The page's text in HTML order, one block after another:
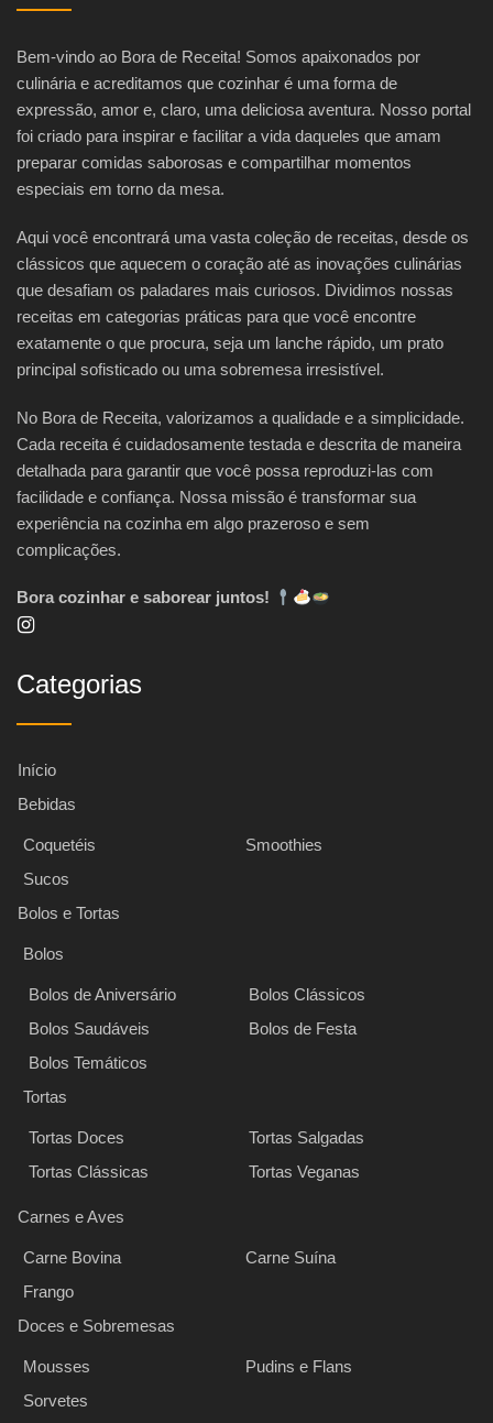
Bem-vindo ao Bora de Receita! Somos apaixonados por
culinária e acreditamos que cozinhar é uma forma de
expressão, amor e, claro, uma deliciosa aventura. Nosso portal
foi criado para inspirar e facilitar a vida daqueles que amam
preparar comidas saborosas e compartilhar momentos
especiais em torno da mesa.
Aqui você encontrará uma vasta coleção de receitas, desde os
clássicos que aquecem o coração até as inovações culinárias
que desafiam os paladares mais curiosos. Dividimos nossas
receitas em categorias práticas para que você encontre
exatamente o que procura, seja um lanche rápido, um prato
principal sofisticado ou uma sobremesa irresistível.
No Bora de Receita, valorizamos a qualidade e a simplicidade.
Cada receita é cuidadosamente testada e descrita de maneira
detalhada para garantir que você possa reproduzi-las com
facilidade e confiança. Nossa missão é transformar sua
experiência na cozinha em algo prazeroso e sem
complicações.
Bora cozinhar e saborear juntos!
Categorias
Início
Bebidas
Coquetéis
Smoothies
Sucos
Bolos e Tortas
Bolos
Bolos de Aniversário
Bolos Clássicos
Bolos Saudáveis
Bolos de Festa
Bolos Temáticos
Tortas
Tortas Doces
Tortas Salgadas
Tortas Clássicas
Tortas Veganas
Carnes e Aves
Carne Bovina
Carne Suína
Frango
Doces e Sobremesas
Mousses
Pudins e Flans
Sorvetes